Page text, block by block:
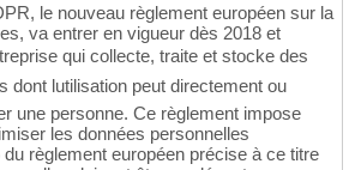
le nouveau règlement européen sur la
va entrer en vigueur dès 2018 et
qui collecte, traite et stocke des
dont lutilisation peut directement ou
une personne. Ce règlement impose
les données personnelles
règlement européen précise à ce titre